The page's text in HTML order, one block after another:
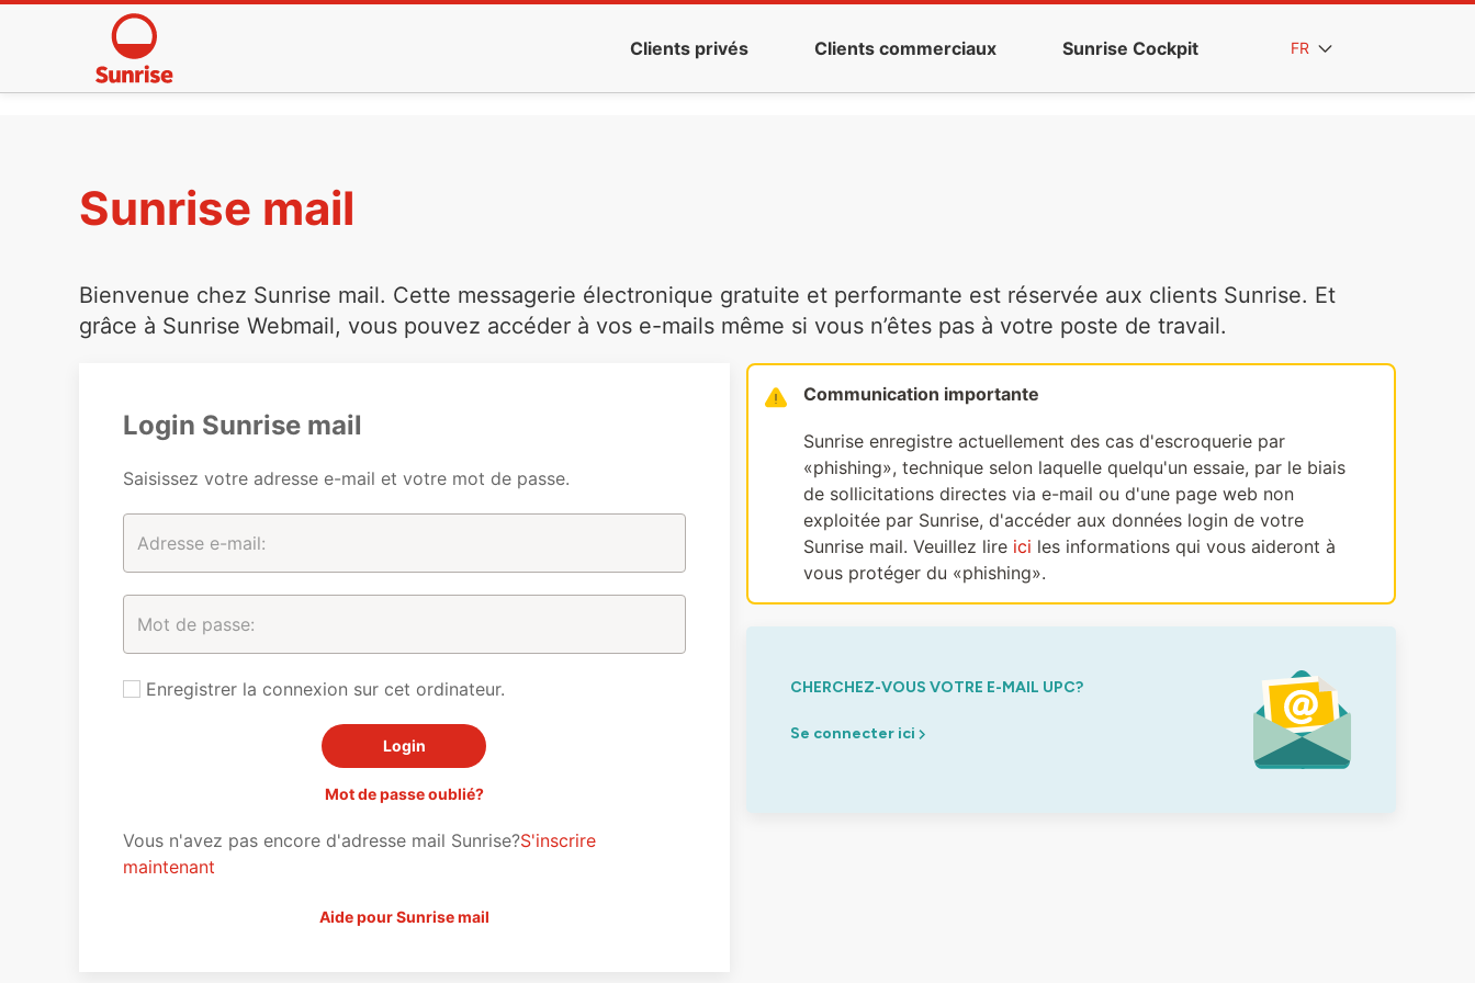
Clients privés Clients commerciaux Sunrise Cockpit FR
Sunrise mail
Bienvenue chez Sunrise mail. Cette messagerie électronique gratuite et performante est réservée aux clients Sunrise. Et
grâce à Sunrise Webmail, vous pouvez accéder à vos e-mails même si vous n’êtes pas à votre poste de travail.
Login Sunrise mail
Saisissez votre adresse e-mail et votre mot de passe.
Enregistrer la connexion sur cet ordinateur.
Mot de passe oublié?
Vous n'avez pas encore d'adresse mail Sunrise?S'inscrire
maintenant
Aide pour Sunrise mail
Communication importante
Sunrise enregistre actuellement des cas d'escroquerie par
«phishing», technique selon laquelle quelqu'un essaie, par le biais
de sollicitations directes via e-mail ou d'une page web non
exploitée par Sunrise, d'accéder aux données login de votre
Sunrise mail. Veuillez lire ici les informations qui vous aideront à
vous protéger du «phishing».
CHERCHEZ-VOUS VOTRE E-MAIL UPC?
Se connecter ici